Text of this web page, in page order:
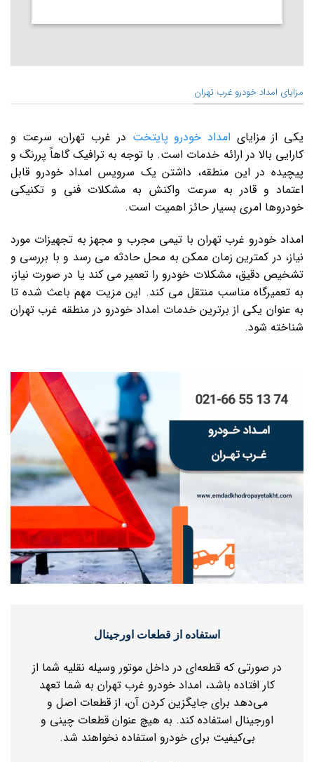
مزایای امداد خودرو غرب تهران
یکی از مزایای امداد خودرو پایتخت در غرب تهران، سرعت و
کارایی بالا در ارائه خدمات است. با توجه به ترافیک گاهاً پررنگ و
پیچیده در این منطقه، داشتن یک سرویس امداد خودرو قابل
اعتماد و قادر به سرعت واکنش به مشکلات فنی و تکنیکی
خودروها امری بسیار حائز اهمیت است.
امداد خودرو غرب تهران با تیمی مجرب و مجهز به تجهیزات مورد
نیاز، در کمترین زمان ممکن به محل حادثه می رسد و با بررسی و
تشخیص دقیق، مشکلات خودرو را تعمیر می کند یا در صورت نیاز،
به تعمیرگاه مناسب منتقل می کند. این مزیت مهم باعث شده تا
به عنوان یکی از برترین خدمات امداد خودرو در منطقه غرب تهران
شناخته شود.
استفاده از قطعات اورجینال
در صورتی که قطعه‌ای در داخل موتور وسیله نقلیه شما از
کار افتاده باشد، امداد خودرو غرب تهران به شما تعهد
می‌دهد برای جایگزین کردن آن، از قطعات اصل و
اورجینال استفاده کند. به هیچ عنوان قطعات چینی و
بی‌کیفیت برای خودرو استفاده نخواهند شد.